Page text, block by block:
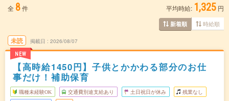
全 8件 平均時給: 1,325 円
新着順 時給順
未読
NEW
掲載日 2026/08/07
【高時給1450円】子供とかかわる部分のお仕
事だけ！補助保育
職種未経験OK 交通費別途支給あり 土日祝日が休み 残業なし